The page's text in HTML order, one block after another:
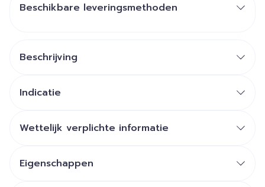
Beschikbare leveringsmethoden
Beschrijving
Indicatie
Wettelijk verplichte informatie
Eigenschappen